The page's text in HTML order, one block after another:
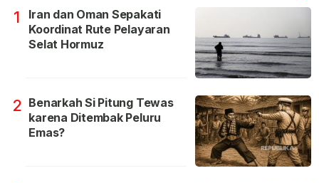
1
Iran dan Oman Sepakati
Koordinat Rute Pelayaran
Selat Hormuz
2 Benarkah Si Pitung Tewas
karena Ditembak Peluru
Emas?